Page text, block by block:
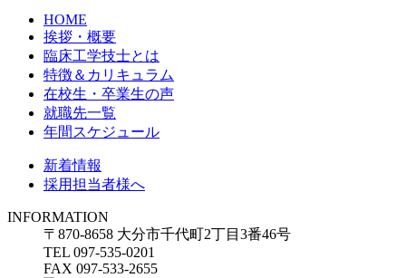
HOME
挨拶・概要
臨床工学技士とは
特徴＆カリキュラム
在校生・卒業生の声
就職先一覧
年間スケジュール
新着情報
採用担当者様へ
INFORMATION
〒870-8658 大分市千代町2丁目3番46号
TEL 097-535-0201
FAX 097-533-2655